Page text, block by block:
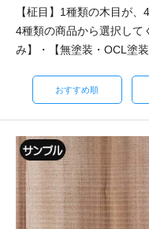
【柾目】1種類の木目が
4種類の商品から選択して
み】・【無塗装・OCL塗
おすすめ順